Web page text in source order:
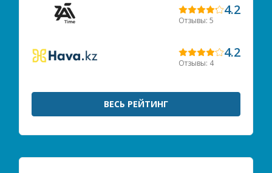
4.2
Отзывы: 5
4.2
Отзывы: 4
ВЕСЬ РЕЙТИНГ